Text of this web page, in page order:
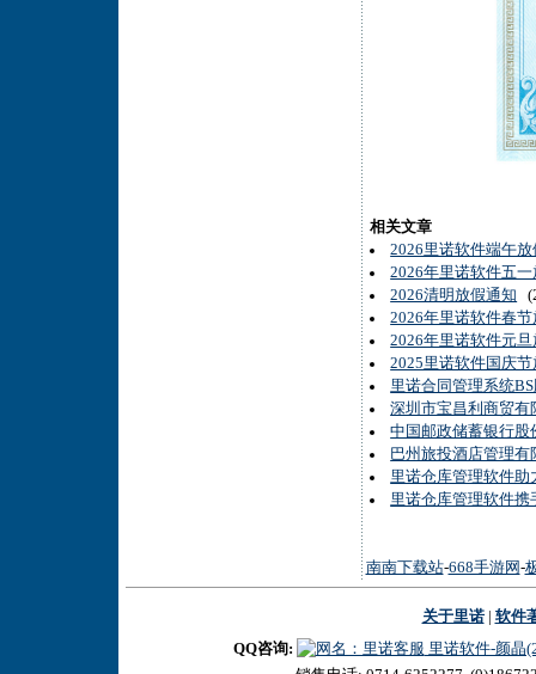
相关文章
2026里诺软件端午
2026年里诺软件五
2026清明放假通知
2026年里诺软件春
2026年里诺软件元
2025里诺软件国庆
里诺合同管理系统
深圳市宝昌利商贸有
中国邮政储蓄银行股
巴州旅投酒店管理
里诺仓库管理软件
里诺仓库管理软件
南南下载站-668手游网 -
关于里诺| 软件
QQ咨询:
里诺软件-颜晶